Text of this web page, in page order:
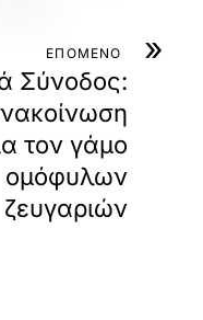
»
ΕΠΟΜΕΝΟ
Σύνοδος:
τον γάμο
ομόφυλων
ζευγαριών